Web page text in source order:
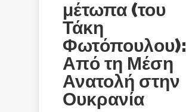
μέτωπα (του
Τάκη
Φωτόπουλου):
Από τη Μέση
Ανατολή στην
Ουκρανία